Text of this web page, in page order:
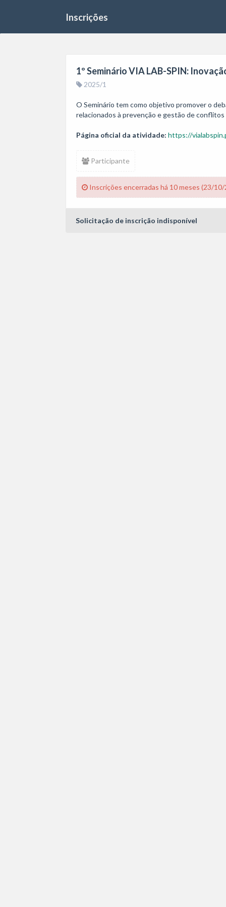
Inscrições
1º Seminário VIA LAB-SPIN:
2025/1
O Seminário tem como objetivo promover o
Página oficial da atividade: https://
Participante
Inscrições encerradas há 10 meses (23/
Solicitação de inscrição indisponível